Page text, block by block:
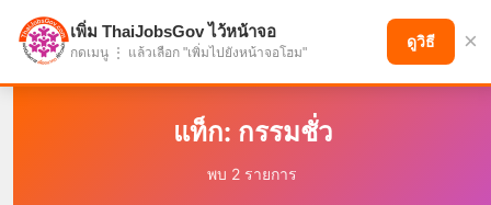
แบ่งปันโอกาส เพื่ออนาคตที่ก้าวหน้า
แท็ก: กรรมชั่ว
พบ 2 รายการ
เพิ่ม ThaiJobsGov ไว้หน้าจอ
กดเมนู ⋮ แล้วเลือก "เพิ่มไปยังหน้าจอโฮม"
ดูวิธี ×